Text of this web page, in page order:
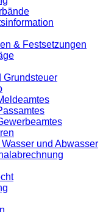
& Festsetzungen
Grundsteuer
und Abwasser